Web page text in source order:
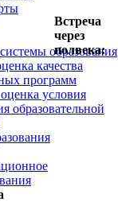
образования
качества
программ
условия
образовательной
Встреча
через
полвека: